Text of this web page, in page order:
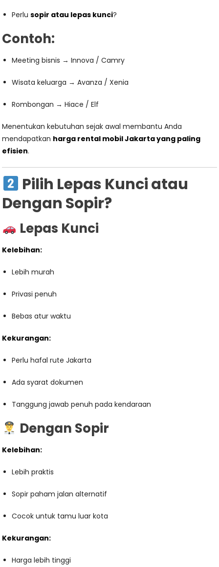
Perlusopir atau lepas kunci?
Contoh:
Meeting bisnis → Innova / Camry
Wisata keluarga → Avanza / Xenia
Rombongan → Hiace / Elf
Menentukan kebutuhan sejak awal membantu Anda
mendapatkan harga rental mobil Jakarta yang paling
efisien.
Pilih Lepas Kunci atau
Dengan Sopir?
Lepas Kunci
Kelebihan:
Lebih murah
Privasi penuh
Bebas atur waktu
Kekurangan:
Perlu hafal rute Jakarta
Ada syarat dokumen
Tanggung jawab penuh pada kendaraan
Dengan Sopir
Kelebihan:
Lebih praktis
Sopir paham jalan alternatif
Cocok untuk tamu luar kota
Kekurangan:
Harga lebih tinggi